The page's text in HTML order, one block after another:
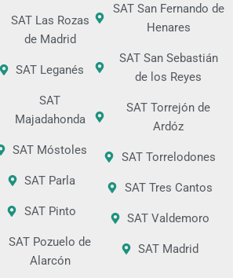
SAT Las Rozas
de Madrid
SAT Leganés
SAT
Majadahonda
SAT Móstoles
SAT Parla
SAT Pinto
SAT Pozuelo de
Alarcón
SAT San Fernando de
Henares
SAT San Sebastián
de los Reyes
SAT Torrejón de
Ardóz
SAT Torrelodones
SAT Tres Cantos
SAT Valdemoro
SAT Madrid